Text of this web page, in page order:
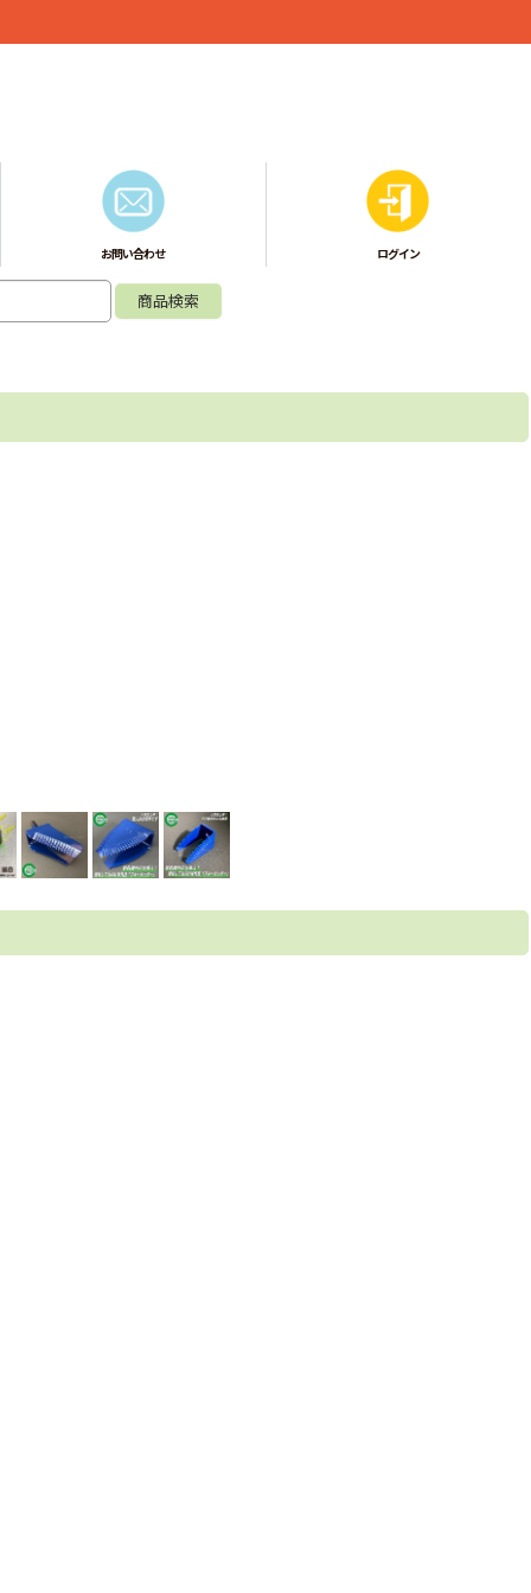
お問い合わせ ログイン